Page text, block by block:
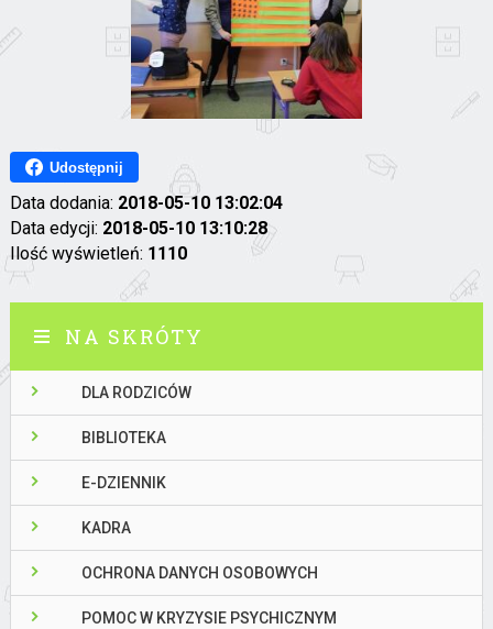
Udostępnij
Data dodania: 2018-05-10 13:02:04
Data edycji: 2018-05-10 13:10:28
Ilość wyświetleń: 1110
NA SKRÓTY
DLA RODZICÓW
BIBLIOTEKA
E-DZIENNIK
KADRA
OCHRONA DANYCH OSOBOWYCH
POMOC W KRYZYSIE PSYCHICZNYM